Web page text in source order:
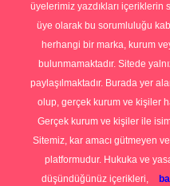
üyelerimiz yazdıkları içeriklerin
üye olarak bu sorumluluğu
herhangi bir marka, kurum
bulunmamaktadır. Sitede
paylaşılmaktadır. Burada yer
olup, gerçek kurum ve kişiler
Gerçek kurum ve kişiler ile
Sitemiz, kar amacı gütmeyen
platformudur. Hukuka ve
düşündüğünüz içerikleri,